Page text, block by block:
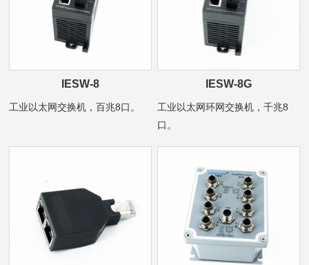
IESW-8
工业以太网交换机，百兆8口。
IESW-8G
工业以太网环网交换机，千兆8
口。